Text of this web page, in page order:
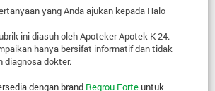
yang Anda ajukan kepada Halo
ini diasuh oleh Apoteker Apotek K-24.
hanya bersifat informatif dan tidak
diagnosa dokter.
dengan brand Regrou Forteuntuk